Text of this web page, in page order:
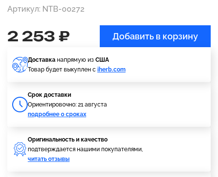
Артикул: NTB-00272
2 253 ₽ Добавить в корзину
Доставка напрямую из США
Товар будет выкуплен с iherb.com
Cрок доставки
Ориентировочно: 21 августа
подробнее о сроках
Оригинальность и качество
подтверждается нашими покупателями,
читать отзывы